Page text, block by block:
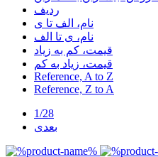
ردیف
نام، الف تا ی
نام، ی تا الف
قیمت، کم به زیاد
قیمت، زیاد به کم
Reference, A to Z
Reference, Z to A
1/28
بعدی